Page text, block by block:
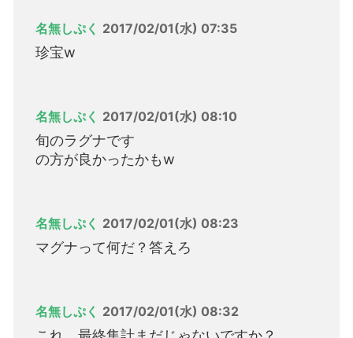
名無しぷく 2017/02/01(水) 07:35
珍宝w
名無しぷく 2017/02/01(水) 08:10
旬のラグナです
の方が良かったかもw
名無しぷく 2017/02/01(水) 08:23
マグナって何だ？答えろ
名無しぷく 2017/02/01(水) 08:32